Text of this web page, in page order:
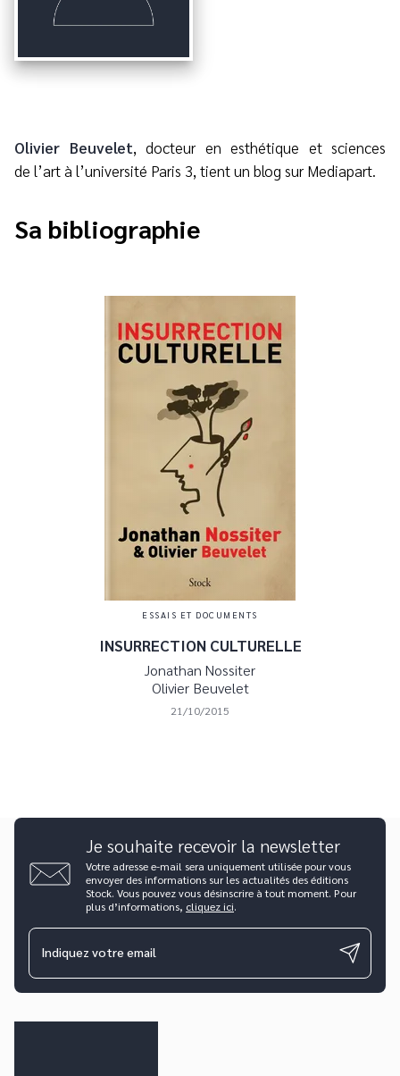
Olivier Beuvelet, docteur en esthétique et sciences
de l’art à l’université Paris 3, tient un blog sur Mediapart.
Sa bibliographie
ESSAIS ET DOCUMENTS
INSURRECTION CULTURELLE
Jonathan Nossiter
Olivier Beuvelet
21/10/2015
Je souhaite recevoir la newsletter
Votre adresse e-mail sera uniquement utilisée pour vous
envoyer des informations sur les actualités des éditions
Stock. Vous pouvez vous désinscrire à tout moment. Pour
plus d’informations, cliquez ici.
Indiquez votre email